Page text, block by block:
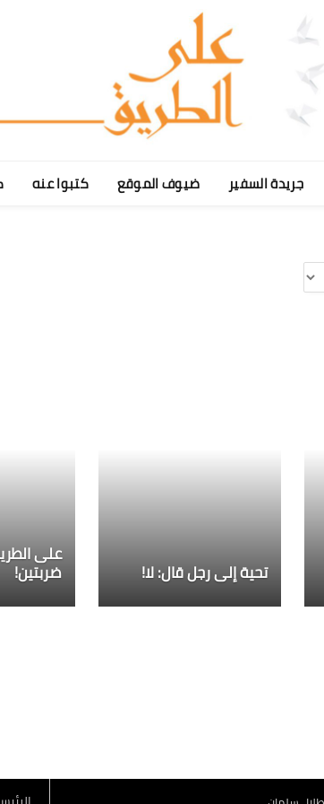
جريدة السفير ضيوف الموقع كتبوا عنه
تحية إلى رجل قال: لا!
على
ضربتين!